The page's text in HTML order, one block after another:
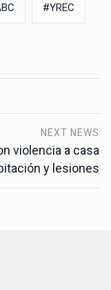
#YREC
NEXT NEWS
violencia a casa
y lesiones